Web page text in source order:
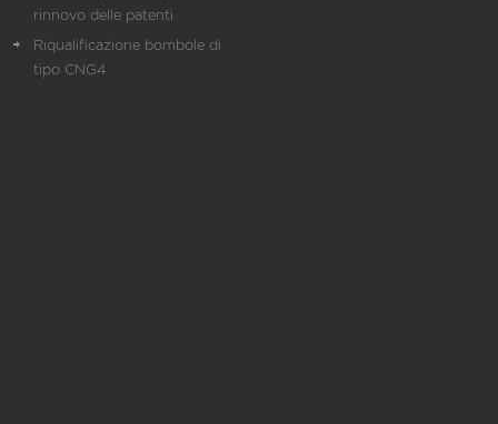
rinnovo delle patenti
Riqualificazione bombole di
tipo CNG4